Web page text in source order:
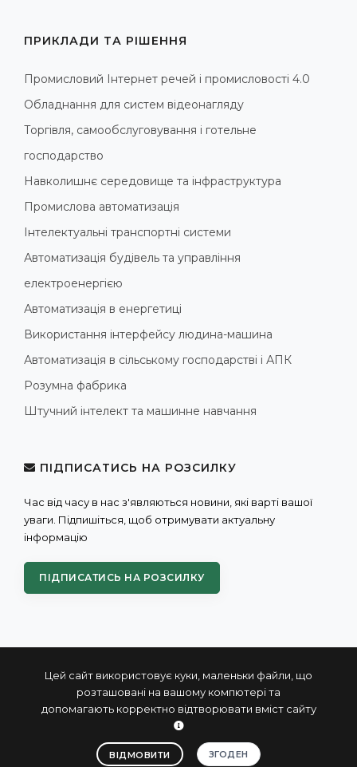
Цей сайт використовує куки, маленьки файли, що
розташовані на вашому компютері та
допомагають корректно відтворювати вміст сайту
ВІДМОВИТИ ЗГОДЕН
ПРИКЛАДИ ТА РІШЕННЯ
Промисловий Інтернет речей і промисловості 4.0
Обладнання для систем відеонагляду
Торгівля, самообслуговування і готельне
господарство
Навколишнє середовище та інфраструктура
Промислова автоматизація
Інтелектуальні транспортні системи
Автоматизація будівель та управління
електроенергією
Автоматизація в енергетиці
Використання інтерфейсу людина-машина
Автоматизація в сільському господарстві і АПК
Розумна фабрика
Штучний інтелект та машинне навчання
ПІДПИСАТИСЬ НА РОЗСИЛКУ
Час від часу в нас з'являються новини, які варті вашої
уваги. Підпишіться, щоб отримувати актуальну
інформацію
ПІДПИСАТИСЬ НА РОЗСИЛКУ
© 2004 - 2026 ПРОКСИС™ - промислові комп'ютери та
системи